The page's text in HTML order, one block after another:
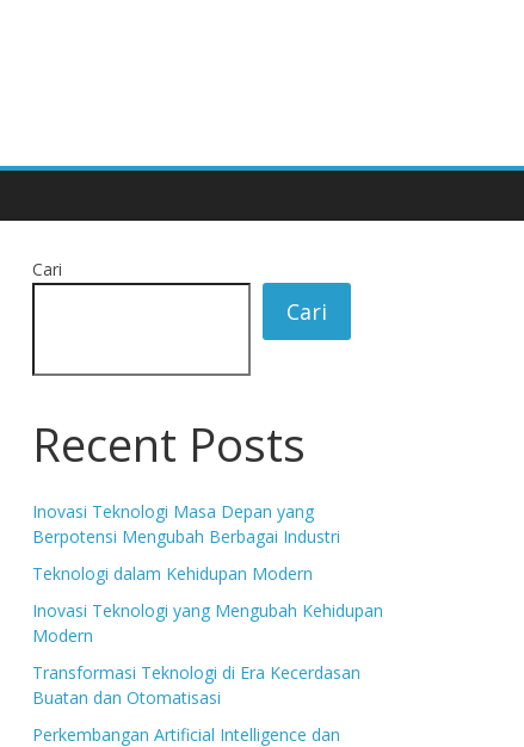
Cari
Cari
Recent Posts
Inovasi Teknologi Masa Depan yang
Berpotensi Mengubah Berbagai Industri
Teknologi dalam Kehidupan Modern
Inovasi Teknologi yang Mengubah Kehidupan
Modern
Transformasi Teknologi di Era Kecerdasan
Buatan dan Otomatisasi
Perkembangan Artificial Intelligence dan